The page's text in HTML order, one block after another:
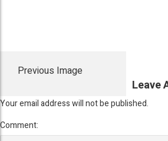
Previous Image
Leave
Your email address will not be published.
Comment: